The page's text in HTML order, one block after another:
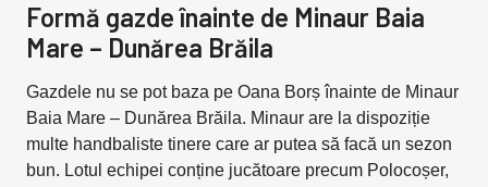
Formă gazde înainte de Minaur Baia
Mare – Dunărea Brăila
Gazdele nu se pot baza pe Oana Borș înainte de Minaur
Baia Mare – Dunărea Brăila. Minaur are la dispoziție
multe handbaliste tinere care ar putea să facă un sezon
bun. Lotul echipei conține jucătoare precum Polocoșer,